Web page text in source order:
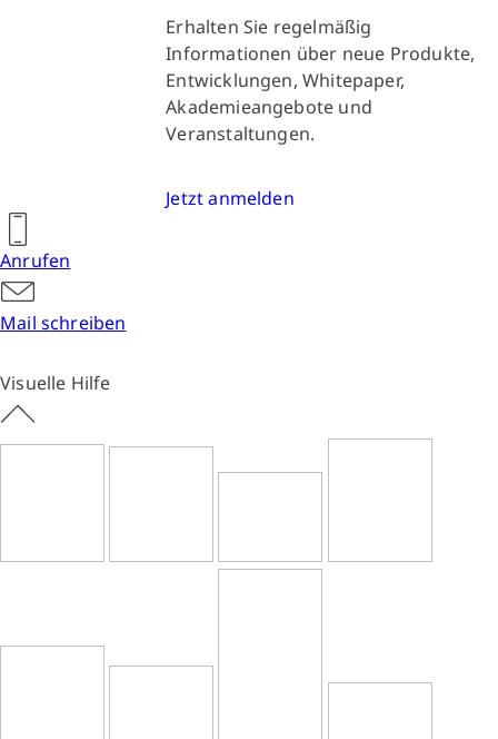
Erhalten Sie regelmäßig
Informationen über neue Produkte,
Entwicklungen, Whitepaper,
Akademieangebote und
Veranstaltungen.
Jetzt anmelden
Anrufen
Mail schreiben
Visuelle Hilfe